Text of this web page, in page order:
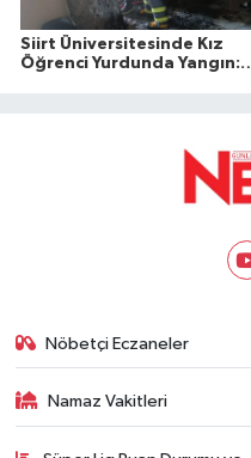
Siirt Üniversitesinde Kız
Öğrenci Yurdunda Yangın: 1
Nöbetçi Eczaneler
Namaz Vakitleri